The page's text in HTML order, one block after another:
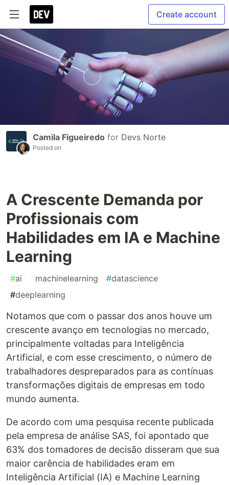
Create account
Camila Figueiredo for Devs Norte
Posted on
A Crescente Demanda por
Profissionais com
Habilidades em IA e Machine
Learning
#ai #machinelearning #datascience
#deeplearning
Notamos que com o passar dos anos houve um
crescente avanço em tecnologias no mercado,
principalmente voltadas para Inteligência
Artificial, e com esse crescimento, o número de
trabalhadores despreparados para as contínuas
transformações digitais de empresas em todo
mundo aumenta.
De acordo com uma pesquisa recente publicada
pela empresa de análise SAS, foi apontado que
63% dos tomadores de decisão disseram que sua
maior carência de habilidades eram em
Inteligência Artificial (IA) e Machine Learning